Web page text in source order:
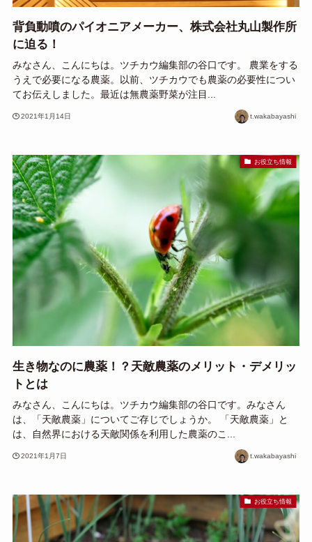
背負動噴のパイオニアメーカー、株式会社丸山製作所
に迫る！
みなさん、こんにちは。ツチカウ編集部の谷口です。 農業をする
うえで必要になる農薬。以前、ツチカウでも農薬の必要性につい
てお伝えしました。最近は無農薬野菜が注目...
2021年1月14日 t.wakabayashi
お役立ち情報
生き物なのに農薬！？天敵農薬のメリット・デメリッ
トとは
みなさん、こんにちは。ツチカウ編集部の谷口です。みなさん
は、「天敵農薬」についてご存じでしょうか。 「天敵農薬」と
は、自然界における天敵関係を利用した農薬のこ...
2021年1月7日 t.wakabayashi
お役立ち情報